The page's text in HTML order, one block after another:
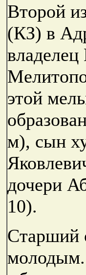
Второй
(КЗ) в
этой
м), сын
дочери
10).
Старший